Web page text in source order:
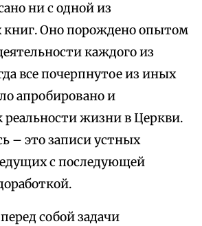
ни с одной из
Оно порождено опытом
каждого из
все почерпнутое из иных
апробировано и
реальности жизни в Церкви.
– это записи устных
с последующей
собой задачи